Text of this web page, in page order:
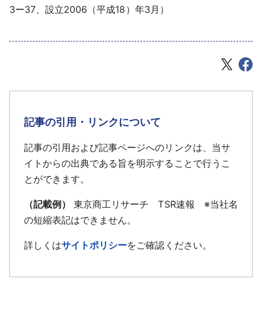
3ー37、設立2006（平成18）年3月）
記事の引用・リンクについて
記事の引用および記事ページへのリンクは、当サ
イトからの出典である旨を明示することで行うこ
とができます。
（記載例）
東京商工リサーチ TSR速報 ※当社名
の短縮表記はできません。
詳しくはサイトポリシーをご確認ください。